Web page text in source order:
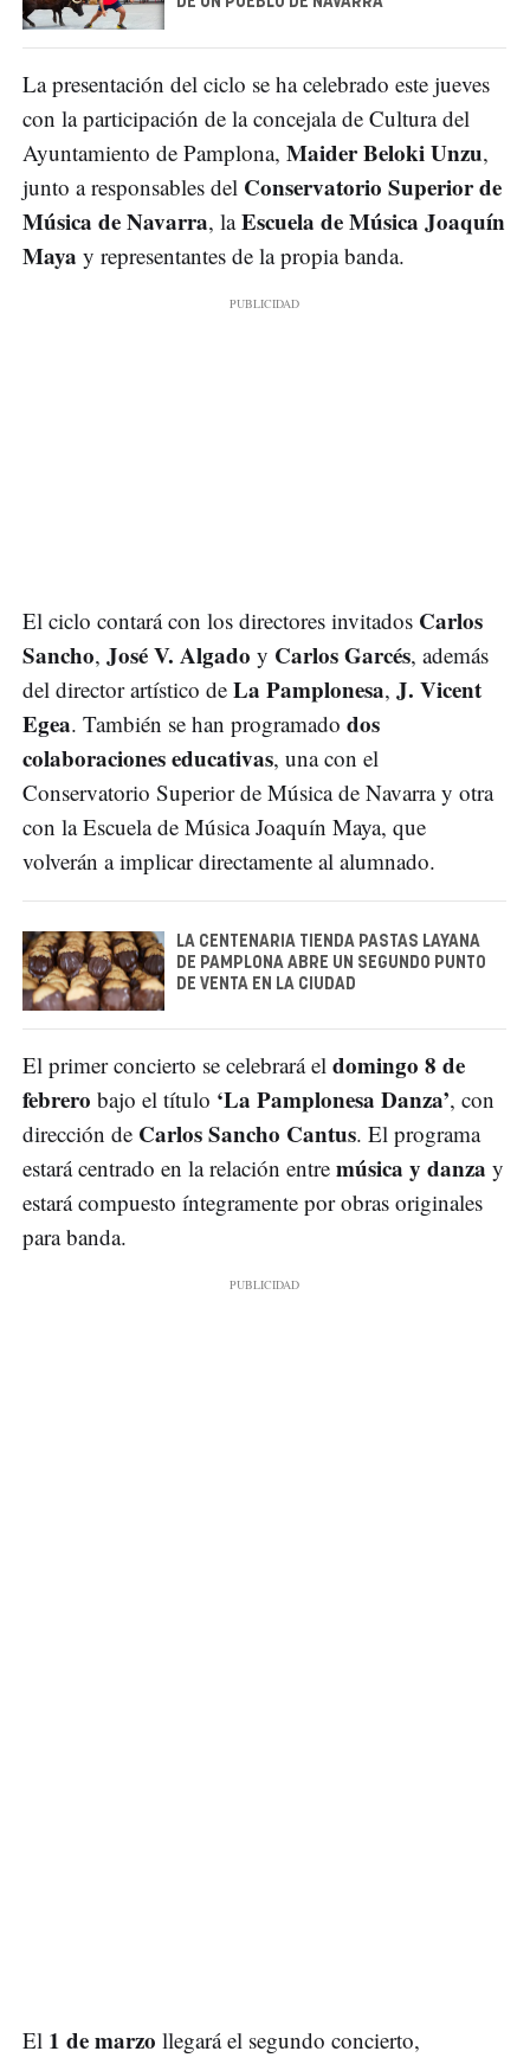
La presentación del ciclo se ha celebrado este jueves
con la participación de la concejala de Cultura del
Ayuntamiento de Pamplona, Maider Beloki Unzu,
junto a responsables del Conservatorio Superior de
Música de Navarra, laEscuela de Música Joaquín
Maya y representantes de la propia banda.
El ciclo contará con los directores invitados Carlos
Sancho, José V. Algado y Carlos Garcés, además
del director artístico de La Pamplonesa, J. Vicent
Egea. También se han programado dos
colaboraciones educativas, una con el
Conservatorio Superior de Música de Navarra y otra
con la Escuela de Música Joaquín Maya, que
volverán a implicar directamente al alumnado.
LA CENTENARIA TIENDA PASTAS LAYANA
DE PAMPLONA ABRE UN SEGUNDO PUNTO
DE VENTA EN LA CIUDAD
El primer concierto se celebrará el domingo 8 de
febrero bajo el título ‘La Pamplonesa Danza’, con
dirección de Carlos Sancho Cantus. El programa
estará centrado en la relación entre música y danza y
estará compuesto íntegramente por obras originales
para banda.
El 1 de marzo llegará el segundo concierto,